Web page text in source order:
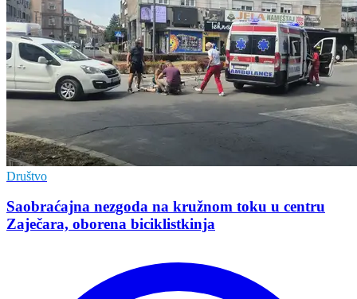
Društvo
Saobraćajna nezgoda na kružnom toku u centru
Zaječara, oborena biciklistkinja